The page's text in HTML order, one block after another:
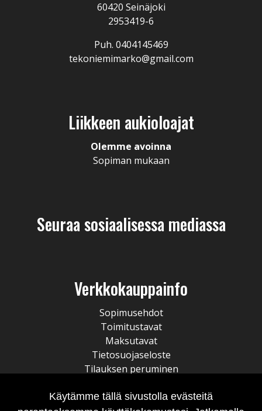
60420 Seinäjoki
2953419-6
Puh. 0404145469
tekoniemimarko@gmail.com
Liikkeen aukioloajat
Olemme avoinna
Sopiman mukaan
Seuraa sosiaalisessa mediassa
Verkkokauppainfo
Sopimusehdot
Toimitustavat
Maksutavat
Tietosuojaseloste
Tilauksen peruminen
Käytämme tällä sivustolla evästeitä